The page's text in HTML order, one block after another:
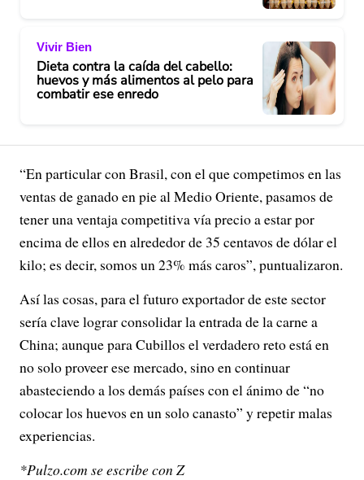
Vivir Bien
Dieta contra la caída del cabello:
huevos y más alimentos al pelo para
combatir ese enredo
“En particular con Brasil, con el que competimos en las
ventas de ganado en pie al Medio Oriente, pasamos de
tener una ventaja competitiva vía precio a estar por
encima de ellos en alrededor de 35 centavos de dólar el
kilo; es decir, somos un 23% más caros”, puntualizaron.
Así las cosas, para el futuro exportador de este sector
sería clave lograr consolidar la entrada de la carne a
China; aunque para Cubillos el verdadero reto está en
no solo proveer ese mercado, sino en continuar
abasteciendo a los demás países con el ánimo de “no
colocar los huevos en un solo canasto” y repetir malas
experiencias.
*Pulzo.com se escribe con Z